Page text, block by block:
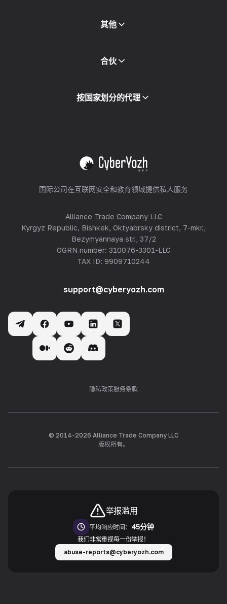
其他
API访问
集成
合伙
合作伙伴计划
转售
按国家划分的代理
查看全部
国际公司在互联网安全和教育领域提供私人服务
Alliance Trade Company LLC
Kyrgyz Republic, Bishkek, Oktyabrsky district, 7-mkr.,
Bezymyannaya str., 37/2
OGRN number: 310076-3301-LLC
TAX ID: 9909710244
support@cyberyozh.com
隐私政策服务条款
© 2014-2026 Alliance Trade Company LLC
版权所有。
举报滥用
平均响应时间： 45分钟
我们非常重视每一份举报！
abuse-reports@cyberyozh.com